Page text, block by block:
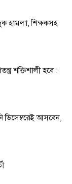
হামলা, শিক্ষকসহ
শক্তিশালী হবে :
ডিসেম্বরেই আসবেন,